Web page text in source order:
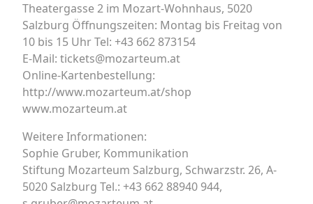
Theatergasse 2 im Mozart-Wohnhaus, 5020
Salzburg Öffnungszeiten: Montag bis Freitag von
10 bis 15 Uhr Tel: +43 662 873154
E-Mail: tickets@mozarteum.at
Online-Kartenbestellung:
http://www.mozarteum.at/shop
www.mozarteum.at
Weitere Informationen:
Sophie Gruber, Kommunikation
Stiftung Mozarteum Salzburg, Schwarzstr. 26, A-
5020 Salzburg Tel.: +43 662 88940 944,